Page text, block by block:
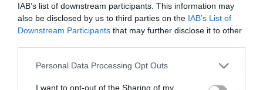
IAB’s list of downstream participants. This information may
also be disclosed by us to third parties on the IAB’s List of
Downstream Participants that may further disclose it to other
Please note that this website/app uses one or more Google
not limited to your visit or usage behaviour. You may click to
Personal Data Processing Opt Outs
I want to opt-out of the Sharing of my
ΠΡΟΓΝΩΣΗ ΓΙΑ ΤΗΝ ΤΡΙΤΗ 19-08-2025
Στα βορειοανατολικά προβλέπονται λίγες
νεφώσεις πρόσκαιρα αυξημένες, κυρίως τις